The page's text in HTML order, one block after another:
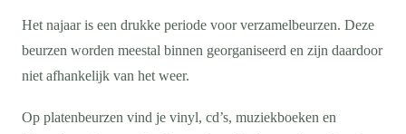
Het najaar is een drukke periode voor verzamelbeurzen. Deze
beurzen worden meestal binnen georganiseerd en zijn daardoor
niet afhankelijk van het weer.
Op platenbeurzen vind je vinyl, cd’s, muziekboeken en